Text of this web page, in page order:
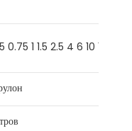
0.75 1 1.5 2.5 4 6 10 16 25